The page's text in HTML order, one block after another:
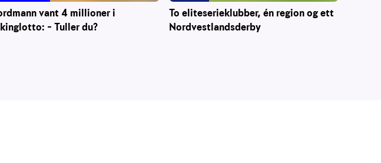
vant 4 millioner i
– Tuller du?
To eliteserieklubber, én region og ett
Nordvestlandsderby